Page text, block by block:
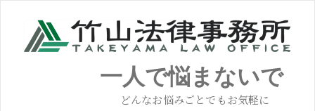
一人で悩まないで
どんなお悩みごとでもお気軽に